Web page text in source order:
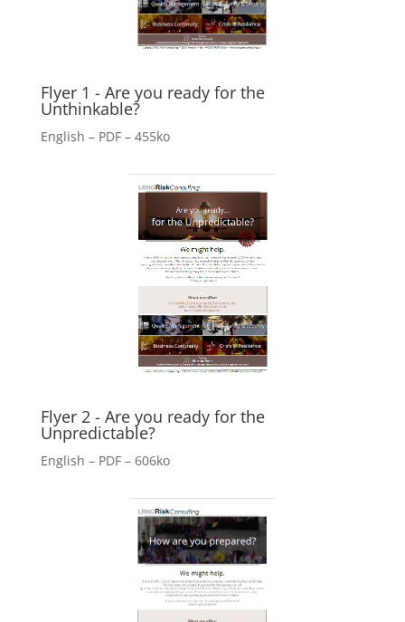
Flyer 1 - Are you ready for the
Unthinkable?
English – PDF – 455ko
Flyer 2 - Are you ready for the
Unpredictable?
English – PDF – 606ko